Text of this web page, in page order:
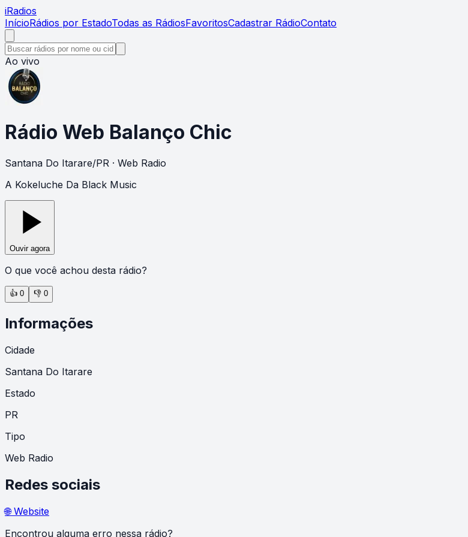
iRadios
InícioRádios por EstadoTodas as RádiosFavoritosCadastrar RádioContato
Ao vivo
Rádio Web Balanço Chic
Santana Do Itarare/PR · Web Radio
A Kokeluche Da Black Music
Ouvir agora
O que você achou desta rádio?
👍 0 👎 0
Informações
Cidade
Santana Do Itarare
Estado
PR
Tipo
Web Radio
Redes sociais
🌐 Website
Encontrou alguma erro nessa rádio?